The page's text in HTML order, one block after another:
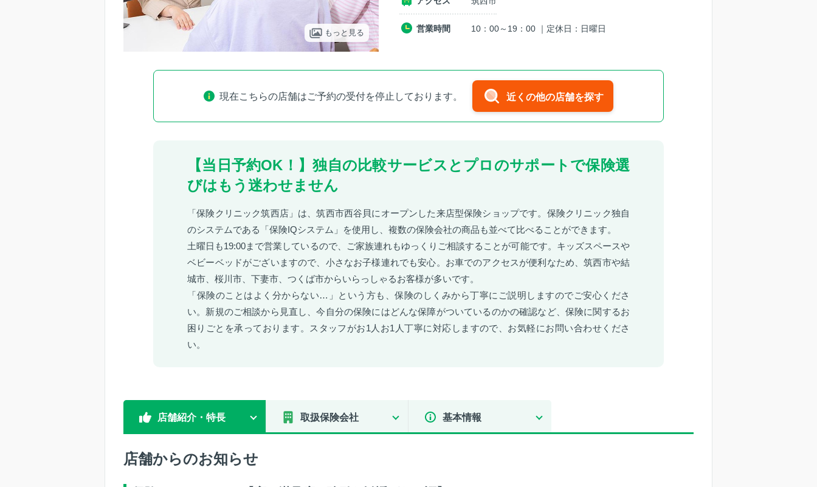
もっと見る 営業時間 10：00～19：00 ｜定休日：日曜日
現在こちらの店舗はご予約の受付を停止しております。 近くの他の店舗を探す
【当日予約OK！】独自の比較サービスとプロのサポートで保険選
びはもう迷わせません
「保険クリニック筑西店」は、筑西市西谷貝にオープンした来店型保険ショップです。保険クリニック独自
のシステムである「保険IQシステム」を使用し、複数の保険会社の商品も並べて比べることができます。
土曜日も19:00まで営業しているので、ご家族連れもゆっくりご相談することが可能です。キッズスペースや
ベビーベッドがございますので、小さなお子様連れでも安心。お車でのアクセスが便利なため、筑西市や結
城市、桜川市、下妻市、つくば市からいらっしゃるお客様が多いです。
「保険のことはよく分からない…」という方も、保険のしくみから丁寧にご説明しますのでご安心くださ
い。新規のご相談から見直し、今自分の保険にはどんな保障がついているのかの確認など、保険に関するお
困りごとを承っております。スタッフがお1人お1人丁寧に対応しますので、お気軽にお問い合わせくださ
い。
店舗紹介・特長 取扱保険会社 基本情報
店舗からのお知らせ